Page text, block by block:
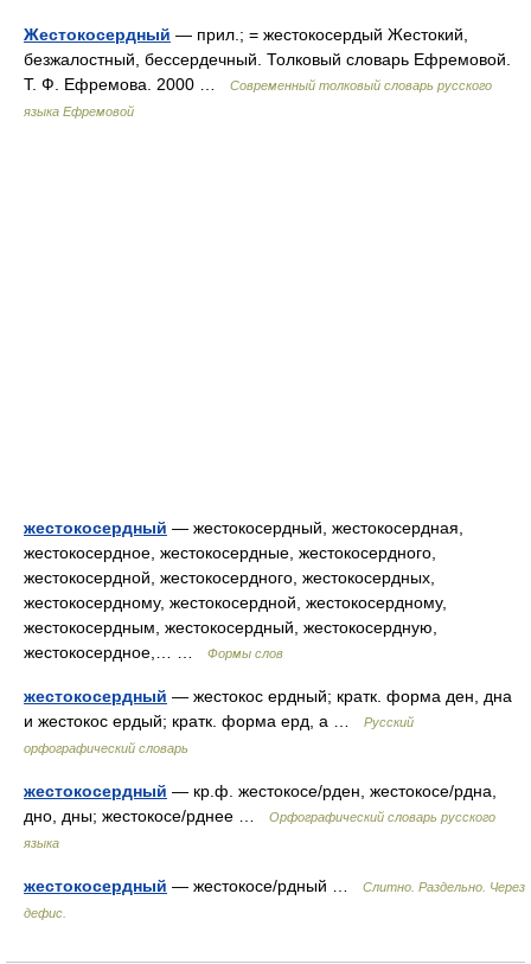
Жестокосердный — прил.; = жестокосердый Жестокий,
безжалостный, бессердечный. Толковый словарь Ефремовой.
Т. Ф. Ефремова. 2000 …
Современный толковый словарь русского
языка Ефремовой
жестокосердный — жестокосердный, жестокосердная,
жестокосердное, жестокосердные, жестокосердного,
жестокосердной, жестокосердного, жестокосердных,
жестокосердному, жестокосердной, жестокосердному,
жестокосердным, жестокосердный, жестокосердную,
жестокосердное,… …
Формы слов
жестокосердный — жестокос ердный; кратк. форма ден, дна
и жестокос ердый; кратк. форма ерд, а …
Русский
орфографический словарь
жестокосердный — кр.ф. жестокосе/рден, жестокосе/рдна,
дно, дны; жестокосе/рднее …
Орфографический словарь русского
языка
жестокосердный — жестокосе/рдный …
Слитно. Раздельно. Через
дефис.